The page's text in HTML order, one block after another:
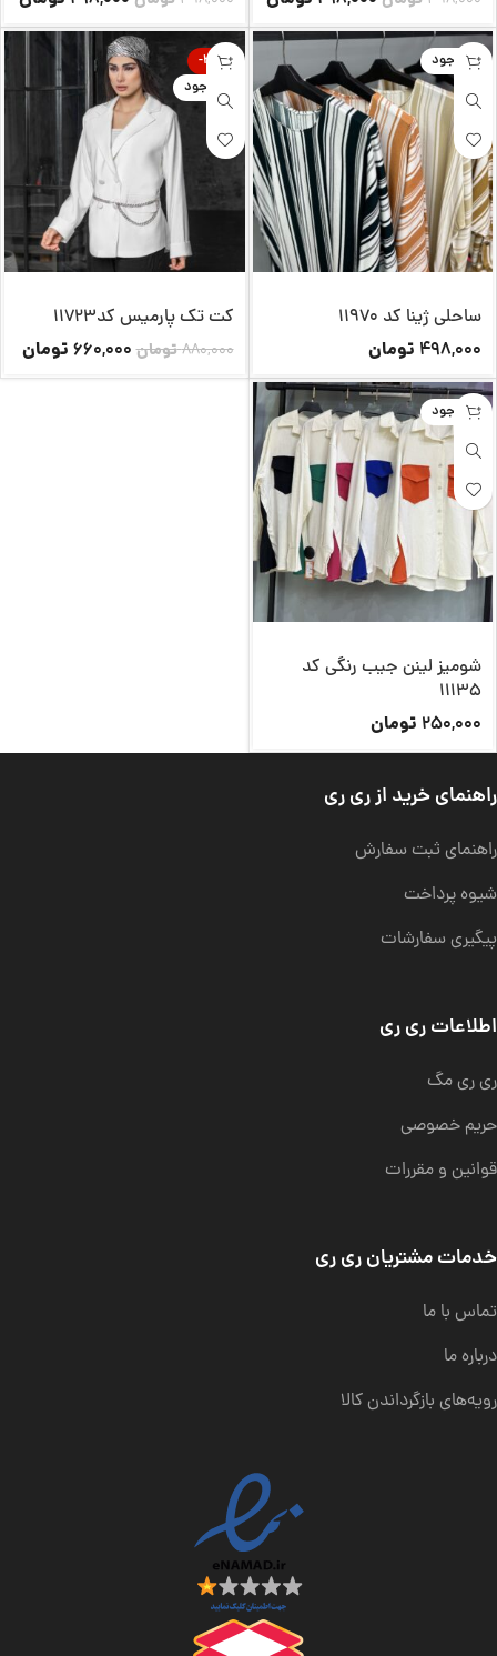
ناموجود
ساحلی ژینا کد 11970
498,000 تومان
-25%
ناموجود
کت تک پارمیس کد11723
880,000تومان660,000 تومان
ناموجود
شومیز لینن جیب رنگی کد
11135
250,000 تومان
راهنمای خرید از ری ری
راهنمای ثبت سفارش
شیوه پرداخت
پیگیری سفارشات
اطلاعات ری ری
ری ری مگ
حریم خصوصی
قوانین و مقررات
خدمات مشتریان ری ری
تماس با ما
درباره ما
رویه‌های بازگرداندن کالا